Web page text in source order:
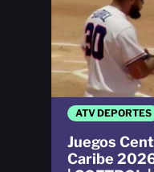
ATV DEPORTES
Juegos
Caribe